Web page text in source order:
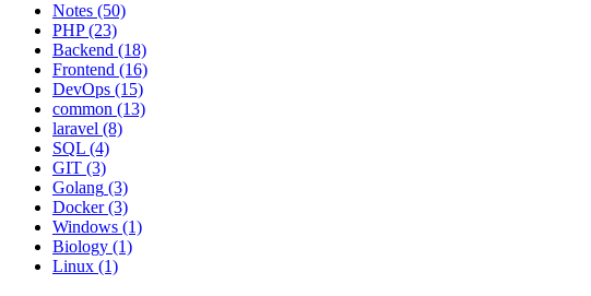
Notes (50)
PHP (23)
Backend (18)
Frontend (16)
DevOps (15)
common (13)
laravel (8)
SQL (4)
GIT (3)
Golang (3)
Docker (3)
Windows (1)
Biology (1)
Linux (1)